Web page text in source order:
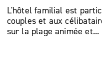
L'hôtel familial est
couples et aux
sur la plage animée et...